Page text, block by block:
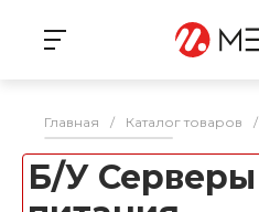
Главная / Каталог товаров /
Б/У